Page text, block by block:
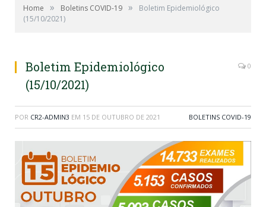
Home » Boletins COVID-19 »
Boletim Epidemiológico
(15/10/2021)
Boletim Epidemiológico
(15/10/2021)
0
POR CR2-ADMIN3 EM 15 DE OUTUBRO DE 2021 BOLETINS COVID-19